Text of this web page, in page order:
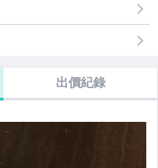
出價紀錄